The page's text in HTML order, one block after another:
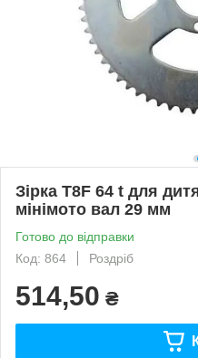
Зірка T8F 64 t для
мінімото вал 29 мм
Готово до відправки
Код: 864
Роздріб
514,50 ₴